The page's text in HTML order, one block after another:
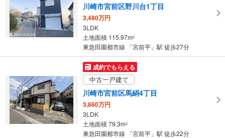
川崎市宮前区野川台1丁目
3,480万円
3LDK
土地面積 115.97m2
東急田園都市線 「宮前平」駅 徒歩27分
成約でもらえる
中古一戸建て
川崎市宮前区馬絹4丁目
3,860万円
3LDK
土地面積 79.3m2
東急田園都市線 「宮前平」駅 徒歩22分